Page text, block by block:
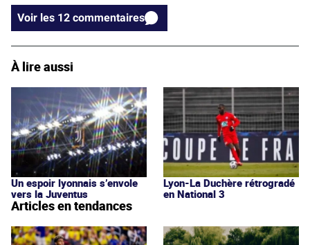
Voir les 12 commentaires
À lire aussi
Un espoir lyonnais s’envole
vers la Juventus
Lyon-La Duchère rétrogradé
en National 3
Articles en tendances